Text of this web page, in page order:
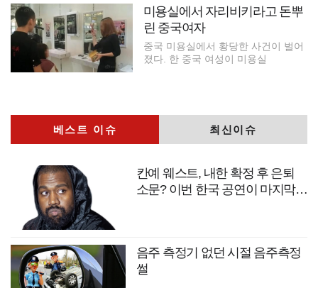
미용실에서 자리비키라고 돈뿌
린 중국여자
중국 미용실에서 황당한 사건이 벌어
졌다. 한 중국 여성이 미용실
베스트 이슈 최신이슈
칸예 웨스트, 내한 확정 후 은퇴
소문? 이번 한국 공연이 마지막
음주 측정기 없던 시절 음주측정
썰